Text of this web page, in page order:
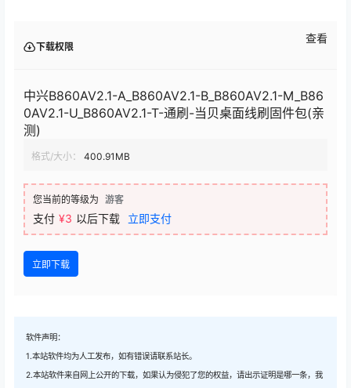
下载权限
查看
中兴B860AV2.1-A_B860AV2.1-B_B860AV2.1-M_B86
0AV2.1-U_B860AV2.1-T-通刷-当贝桌面线刷固件包(亲
测)
格式/大小： 400.91MB
您当前的等级为 游客
支付 ¥3 以后下载 立即支付
立即下载
软件声明：
1.本站软件均为人工发布，如有错误请联系站长。
2.本站软件来自网上公开的下载，如果认为侵犯了您的权益，请出示证明是哪一条，我